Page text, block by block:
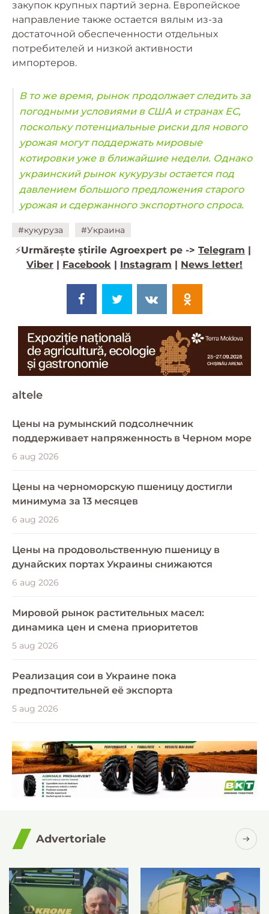
закупок крупных партий зерна. Европейское
направление также остается вялым из-за
достаточной обеспеченности отдельных
потребителей и низкой активности
импортеров.
В то же время, рынок продолжает следить за
погодными условиями в США и странах ЕС,
поскольку потенциальные риски для нового
урожая могут поддержать мировые
котировки уже в ближайшие недели. Однако
украинский рынок кукурузы остается под
давлением большого предложения старого
урожая и сдержанного экспортного спроса.
#кукуруза #Украина
⚡️Urmărește știrile Agroexpert pe -> Telegram
Viber
Facebook Instagram News letter!
altele
Цены на румынский подсолнечник
поддерживает напряженность в Черном море
6 aug 2026
Цены на черноморскую пшеницу достигли
минимума за 13 месяцев
6 aug 2026
Цены на продовольственную пшеницу в
дунайских портах Украины снижаются
6 aug 2026
Мировой рынок растительных масел:
динамика цен и смена приоритетов
5 aug 2026
Реализация сои в Украине пока
предпочтительней её экспорта
5 aug 2026
Advertoriale